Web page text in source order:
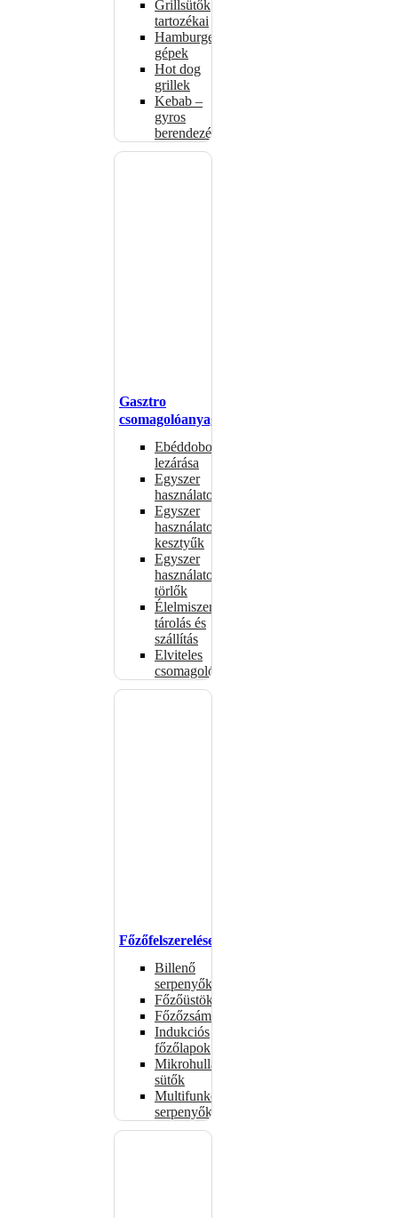
Grillsütők
tartozékai
Hamburgerformázó
gépek
Hot dog
grillek
Kebab –
gyros
berendezés
Gasztro
csomagolóanyagok
Ebéddobozok
lezárása
Egyszer
használatos
Egyszer
használatos
kesztyűk
Egyszer
használatos
törlők
Élelmiszer-
tárolás és
szállítás
Elviteles
csomagolóanyagok
Főzőfelszerelések
Billenő
serpenyők
Főzőüstök
Főzőzsámolyok
Indukciós
főzőlapok
Mikrohullámú
sütők
Multifunkciós
serpenyők